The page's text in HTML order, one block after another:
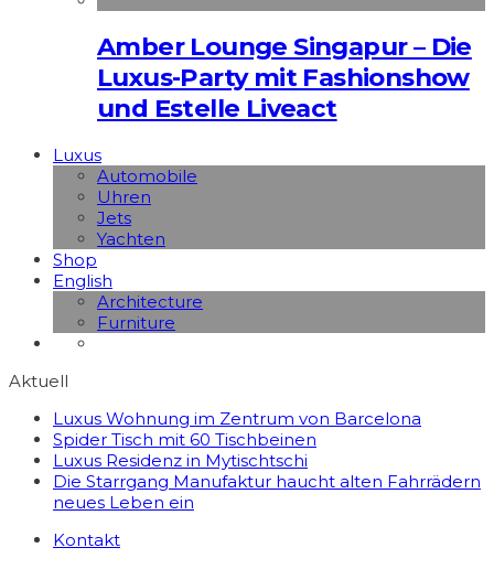
Amber Lounge Singapur – Die
Luxus-Party mit Fashionshow
und Estelle Liveact
Luxus
Automobile
Uhren
Jets
Yachten
Shop
English
Architecture
Furniture
Aktuell
Luxus Wohnung im Zentrum von Barcelona
Spider Tisch mit 60 Tischbeinen
Luxus Residenz in Mytischtschi
Die Starrgang Manufaktur haucht alten Fahrrädern
neues Leben ein
Kontakt